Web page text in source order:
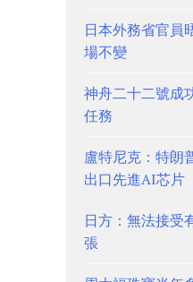
日本外務省官員
場不變
神舟二十二號成
任務
盧特尼克：特朗
出口先進AI芯片
日方：無法接受
張